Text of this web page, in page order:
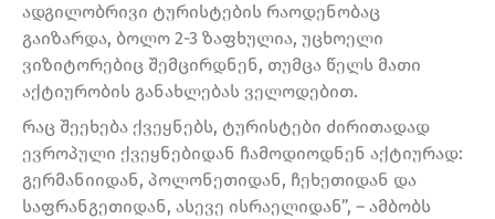
ადგილობრივი ტურისტების რაოდენობაც
გაიზარდა, ბოლო 2-3 ზაფხულია, უცხოელი
ვიზიტორებიც შემცირდნენ, თუმცა წელს მათი
აქტიურობის განახლებას ველოდებით.
რაც შეეხება ქვეყნებს, ტურისტები ძირითადად
ევროპული ქვეყნებიდან ჩამოდიოდნენ აქტიურად:
გერმანიიდან, პოლონეთიდან, ჩეხეთიდან და
საფრანგეთიდან, ასევე ისრაელიდან”, – ამბობს